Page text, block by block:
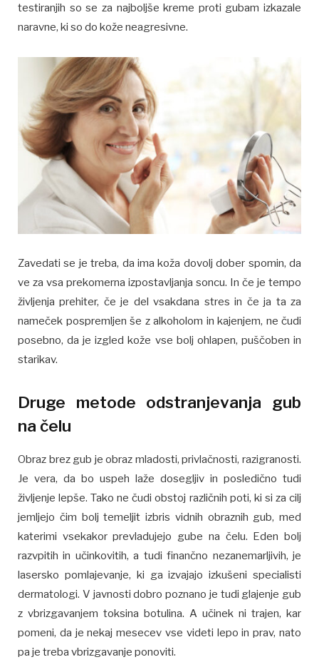
testiranjih so se za najboljše kreme proti gubam izkazale
naravne, ki so do kože neagresivne.
Zavedati se je treba, da ima koža dovolj dober spomin, da
ve za vsa prekomerna izpostavljanja soncu. In če je tempo
življenja prehiter, če je del vsakdana stres in če ja ta za
nameček pospremljen še z alkoholom in kajenjem, ne čudi
posebno, da je izgled kože vse bolj ohlapen, puščoben in
starikav.
Druge metode odstranjevanja gub
na čelu
Obraz brez gub je obraz mladosti, privlačnosti, razigranosti.
Je vera, da bo uspeh laže dosegljiv in posledično tudi
življenje lepše. Tako ne čudi obstoj različnih poti, ki si za cilj
jemljejo čim bolj temeljit izbris vidnih obraznih gub, med
katerimi vsekakor prevladujejo gube na čelu. Eden bolj
razvpitih in učinkovitih, a tudi finančno nezanemarljivih, je
lasersko pomlajevanje, ki ga izvajajo izkušeni specialisti
dermatologi. V javnosti dobro poznano je tudi glajenje gub
z vbrizgavanjem toksina botulina. A učinek ni trajen, kar
pomeni, da je nekaj mesecev vse videti lepo in prav, nato
pa je treba vbrizgavanje ponoviti.